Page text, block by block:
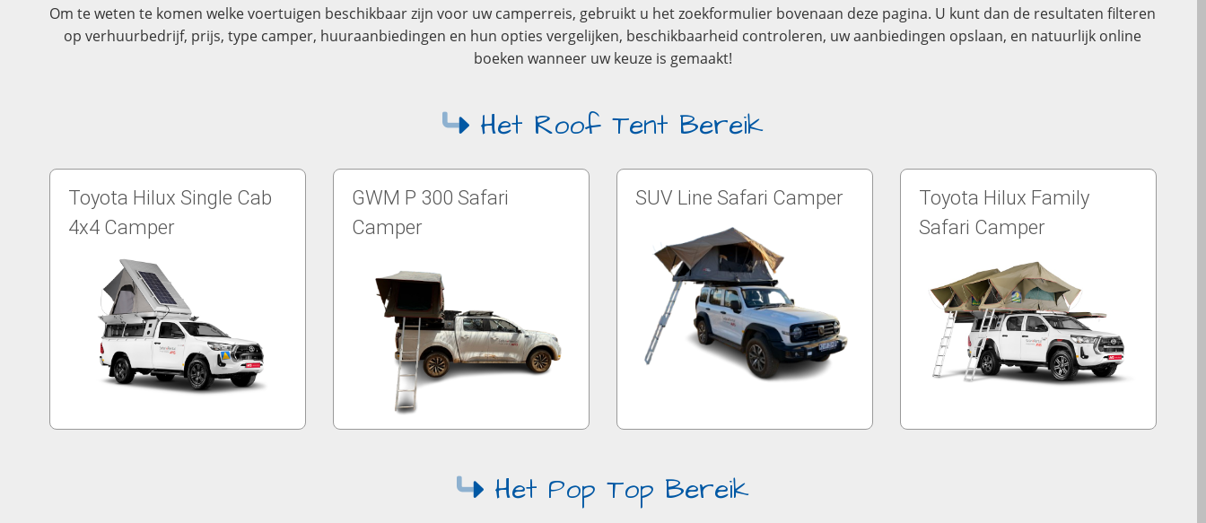
Om te weten te komen welke voertuigen beschikbaar zijn voor uw camperreis, gebruikt u het zoekformulier bovenaan deze pagina. U kunt dan de resultaten filteren
op verhuurbedrijf, prijs, type camper, huuraanbiedingen en hun opties vergelijken, beschikbaarheid controleren, uw aanbiedingen opslaan, en natuurlijk online
boeken wanneer uw keuze is gemaakt!
Het Roof Tent Bereik
Toyota Hilux Single Cab
4x4 Camper
GWM P 300 Safari
Camper
SUV Line Safari Camper
Toyota Hilux Family
Safari Camper
Het Pop Top Bereik